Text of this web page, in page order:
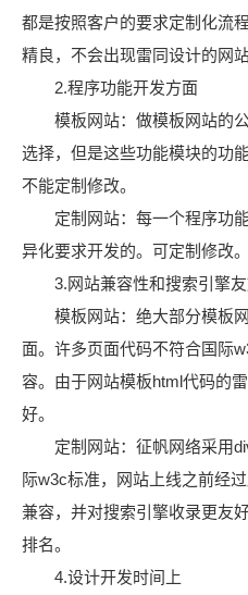
都是按照客户的要求定制化流
精良，不会出现雷同设计的网站
2.程序功能开发方面
模板网站：做模板网站的公
选择，但是这些功能模块的功
不能定制修改。
定制网站：每一个程序功能
异化要求开发的。可定制修改。
3.网站兼容性和搜索引擎友
模板网站：绝大部分模板网
面。许多页面代码不符合国际
容。由于网站模板html代码的
好。
定制网站：征帆网络采用
际w3c标准，网站上线之前经
兼容，并对搜索引擎收录更友
排名。
4.设计开发时间上